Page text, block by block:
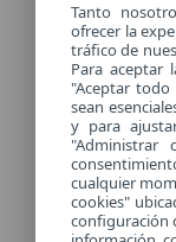
Tanto
ofrecer la
tráfico de
Para aceptar
"Aceptar
sean
y para
"Administrar
cualquier
cookies"
configuración